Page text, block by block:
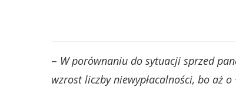
– W porównaniu do sytuacji sprzed
wzrost liczby niewypłacalności, bo aż